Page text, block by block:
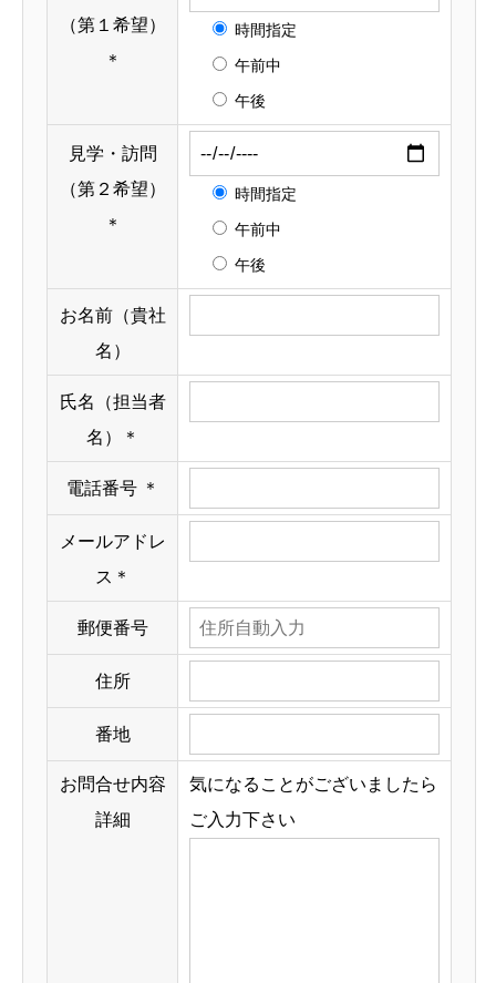
（第１希望）
＊
時間指定
午前中
午後
見学・訪問
（第２希望）
＊
時間指定
午前中
午後
お名前（貴社
名）
氏名（担当者
名）
＊
電話番号 ＊
メールアドレ
ス ＊
郵便番号
住所
番地
お問合せ内容
詳細
気になることがございましたら
ご入力下さい